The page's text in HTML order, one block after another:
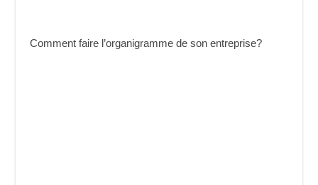
Comment faire l’organigramme de son entreprise?